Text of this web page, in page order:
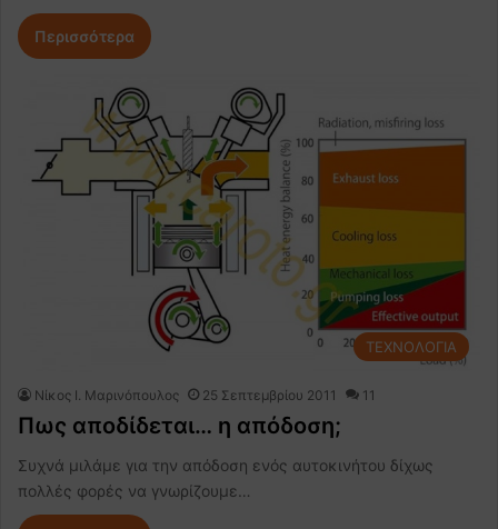
Περισσότερα
ΤΕΧΝΟΛΟΓΙΑ
Nίκος Ι. Mαρινόπουλος 25 Σεπτεμβρίου 2011 11
Πως αποδίδεται… η απόδοση;
Συχνά μιλάμε για την απόδοση ενός αυτοκινήτου δίχως
πολλές φορές να γνωρίζουμε…